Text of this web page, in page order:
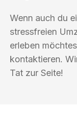
Wenn auch du
stressfreien
erleben
kontaktieren.
Tat zur Seite!